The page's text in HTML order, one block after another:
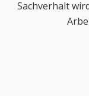
Sachverhalt